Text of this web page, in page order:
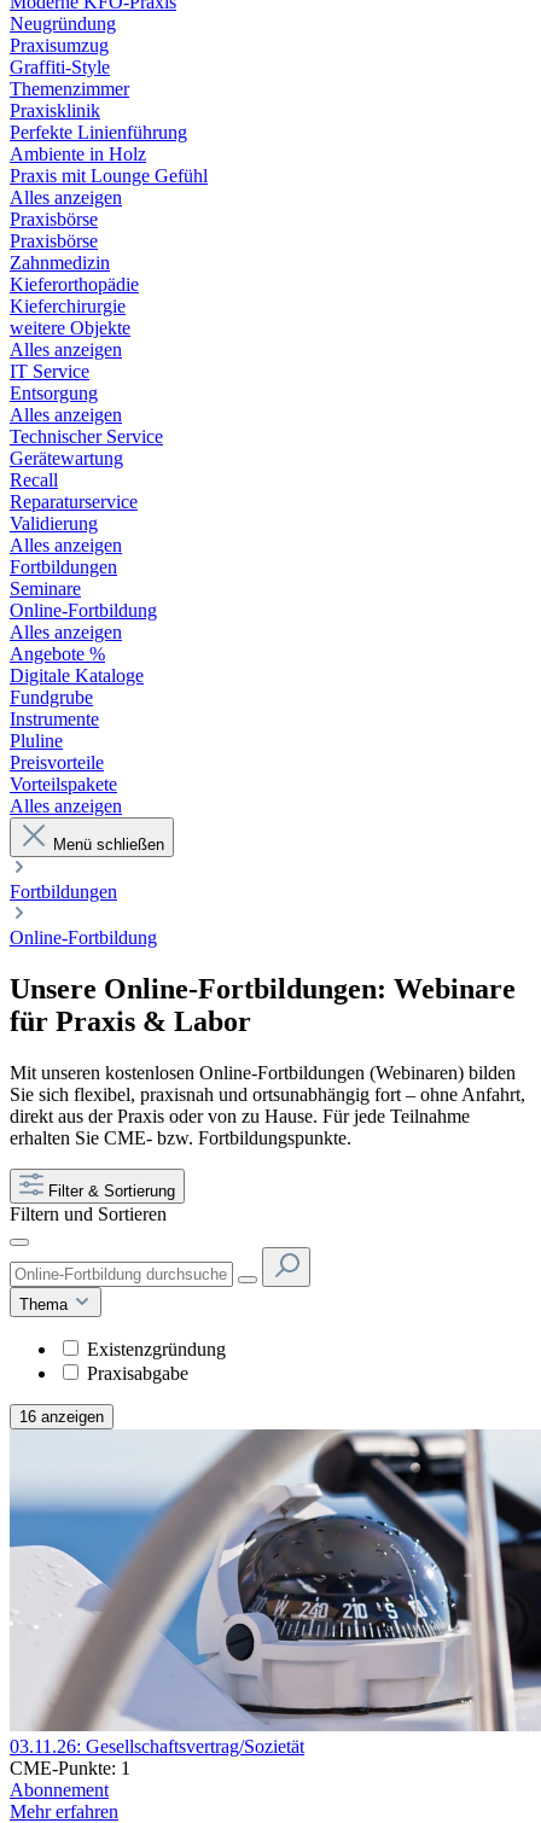
Neugründung
Praxisumzug
Graffiti-Style
Themenzimmer
Praxisklinik
Perfekte Linienführung
Ambiente in Holz
Praxis mit Lounge Gefühl
Alles anzeigen
Praxisbörse
Praxisbörse
Zahnmedizin
Kieferorthopädie
Kieferchirurgie
weitere Objekte
Alles anzeigen
IT Service
Entsorgung
Alles anzeigen
Technischer Service
Gerätewartung
Recall
Reparaturservice
Validierung
Alles anzeigen
Fortbildungen
Seminare
Online-Fortbildung
Alles anzeigen
Angebote %
Digitale Kataloge
Fundgrube
Instrumente
Pluline
Preisvorteile
Vorteilspakete
Alles anzeigen
Menü schließen
Fortbildungen
Online-Fortbildung
Unsere Online-Fortbildungen: Webinare
für Praxis & Labor
Mit unseren kostenlosen Online-Fortbildungen (Webinaren) bilden
Sie sich flexibel, praxisnah und ortsunabhängig fort – ohne Anfahrt,
direkt aus der Praxis oder von zu Hause. Für jede Teilnahme
erhalten Sie CME- bzw. Fortbildungspunkte.
Filter & Sortierung
Filtern und Sortieren
Thema
Existenzgründung
Praxisabgabe
16 anzeigen
03.11.26: Gesellschaftsvertrag/Sozietät
CME-Punkte: 1
Abonnement
Mehr erfahren